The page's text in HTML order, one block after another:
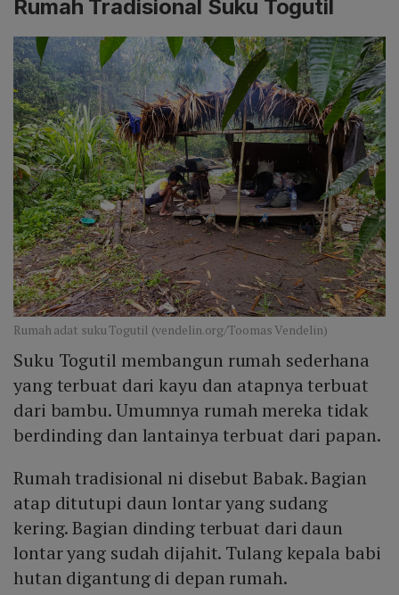
Rumah Tradisional Suku Togutil
Rumah adat suku Togutil (vendelin.org/Toomas Vendelin)
Suku Togutil membangun rumah sederhana
yang terbuat dari kayu dan atapnya terbuat
dari bambu. Umumnya rumah mereka tidak
berdinding dan lantainya terbuat dari papan.
Rumah tradisional ni disebut Babak. Bagian
atap ditutupi daun lontar yang sudang
kering. Bagian dinding terbuat dari daun
lontar yang sudah dijahit. Tulang kepala babi
hutan digantung di depan rumah.